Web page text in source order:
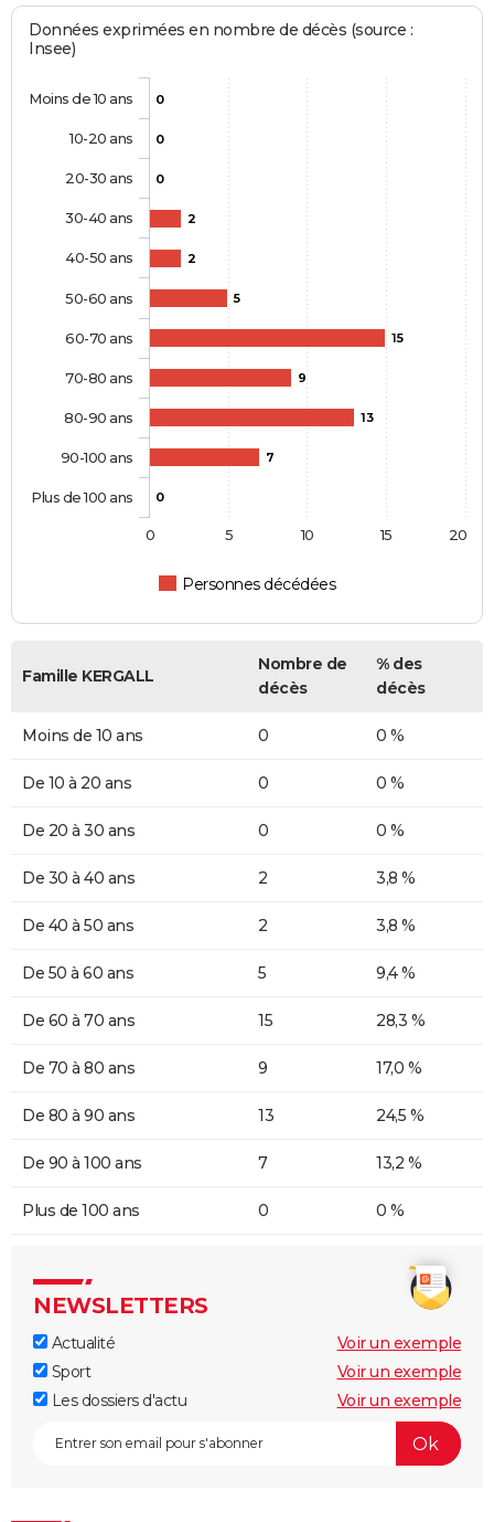
Données exprimées en nombre de décès (source :
Insee)
0
0
0
2
2
5
15
9
13
7
0
Personnes décédées
Moins de 10 ans
10-20 ans
20-30 ans
30-40 ans
40-50 ans
50-60 ans
60-70 ans
70-80 ans
80-90 ans
90-100 ans
Plus de 100 ans
0 5 10 15 20
Famille KERGALL
Nombre de
décès
% des
décès
Moins de 10 ans 0 0 %
De 10 à 20 ans 0 0 %
De 20 à 30 ans 0 0 %
De 30 à 40 ans 2 3,8 %
De 40 à 50 ans 2 3,8 %
De 50 à 60 ans 5 9,4 %
De 60 à 70 ans 15 28,3 %
De 70 à 80 ans 9 17,0 %
De 80 à 90 ans 13 24,5 %
De 90 à 100 ans 7 13,2 %
Plus de 100 ans 0 0 %
NEWSLETTERS
Actualité
Voir un exemple
Sport
Voir un exemple
Les dossiers d'actu
Voir un exemple